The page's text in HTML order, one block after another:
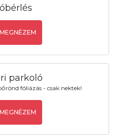
MEGNÉZEM
parkoló
fóliázás - csak nektek!
MEGNÉZEM